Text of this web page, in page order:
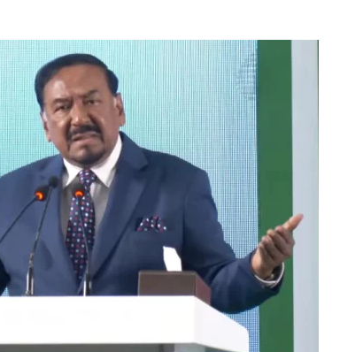
বলেন, মামলা দায়েরের পরপরই অভিযান চালিয়ে ঘটনায়
আদালতে সোপর্দ করা হয়েছে। বাকি অভিযুক্তদের গ্রেপ্তার এবং